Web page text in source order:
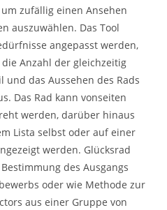
zufällig einen Ansehen
auszuwählen. Das Tool
angepasst werden,
Anzahl der gleichzeitig
und das Aussehen des Rads
Das Rad kann vonseiten
werden, darüber hinaus
Lista selbst oder auf einer
werden. Glücksrad
des Ausgangs
oder wie Methode zur
aus einer Gruppe von